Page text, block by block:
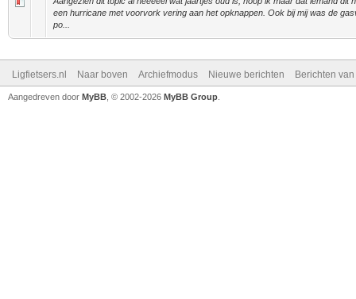
een hurricane met voorvork vering aan het opknappen. Ook bij mij was de
po...
Ligfietsers.nl Naar boven Archiefmodus Nieuwe berichten Berichten
Aangedreven door MyBB , © 2002-2026 MyBB Group